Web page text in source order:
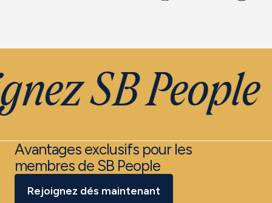
SB People
Avantages exclusifs pour les
membres de SB People
Rejoignez dés maintenant